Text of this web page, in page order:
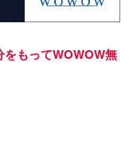
をもってWOWOW無